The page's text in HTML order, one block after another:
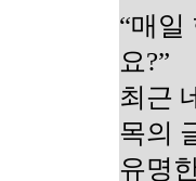
“매일
요?”
최근
목의
유명